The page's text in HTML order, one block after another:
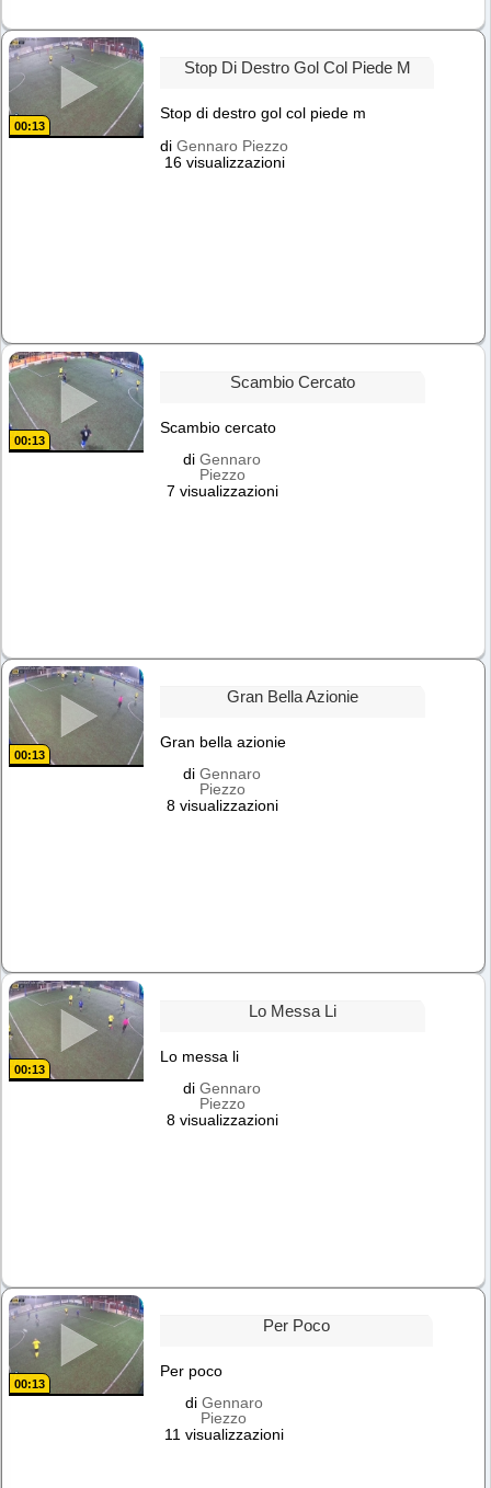
00:13
Stop Di Destro Gol Col Piede M
Stop di destro gol col piede m
di Gennaro Piezzo
16 visualizzazioni
00:13
Scambio Cercato
Scambio cercato
di Gennaro
Piezzo
7 visualizzazioni
00:13
Gran Bella Azionie
Gran bella azionie
di Gennaro
Piezzo
8 visualizzazioni
00:13
Lo Messa Li
Lo messa li
di Gennaro
Piezzo
8 visualizzazioni
00:13
Per Poco
Per poco
di Gennaro
Piezzo
11 visualizzazioni